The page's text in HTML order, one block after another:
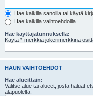
Hae kaikilla sanoilla tai käytä
Hae kaikilla vaihtoehdoilla
Hae käyttäjätunnuksella:
Käytä *-merkkiä jokerimerkkinä
HAUN VAIHTOEHDOT
Hae alueittain:
Valitse alue tai alueet, josta haluat
alapuolelta.